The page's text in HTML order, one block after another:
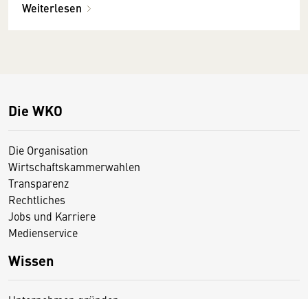
Weiterlesen
Die WKO
Die Organisation
Wirtschaftskammerwahlen
Transparenz
Rechtliches
Jobs und Karriere
Medienservice
Wissen